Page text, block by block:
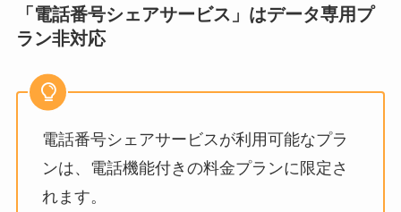
「電話番号シェアサービス」はデータ専用プ
ラン非対応
電話番号シェアサービスが利用可能なプラ
ンは、電話機能付きの料金プランに限定さ
れます。